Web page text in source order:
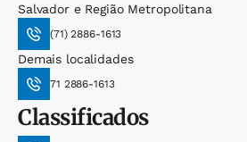
Salvador e Região Metropolitana
(71) 2886-1613
Demais localidades
71 2886-1613
Classificados